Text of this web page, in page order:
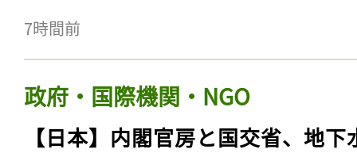
7時間前
政府・国際機関・NGO
【日本】内閣官房と国交省、地下